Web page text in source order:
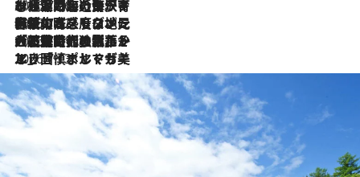
2026.7.26
ポルトガル近海が育む極上の海の幸。キリリと冷えた白ワインと愉しむ、シーフード専門店の贅沢
2026.7.22
伝統の味をモダンに昇華。高感度な地元客が集う、リスボンの最旬ガストロノミー
2026.7.21
大航海時代の栄華から、震災、独裁、そして革命へ。ポルトガル・首都リスボンの石畳に刻まれた「歴史の光と影」
2026.7.13
エッセイ・ヤマザキマリ「慎ましくも美しき国 ポルトガル」